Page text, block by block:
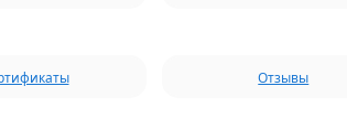
Отзывы